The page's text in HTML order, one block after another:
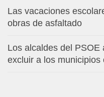
Las vacaciones
obras de asfaltado
Los alcaldes del
excluir a los municipios